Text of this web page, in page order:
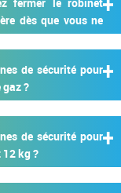
dès que vous ne
de sécurité pour
?
de sécurité pour
kg ?